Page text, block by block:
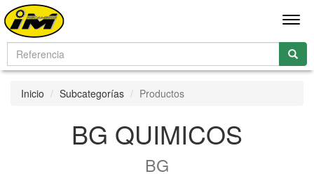
Inicio Subcategorías Productos
BG QUIMICOS
BG